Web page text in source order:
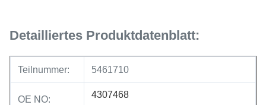
Detailliertes Produktdatenblatt:
Teilnummer: 5461710
OE NO: 4307468